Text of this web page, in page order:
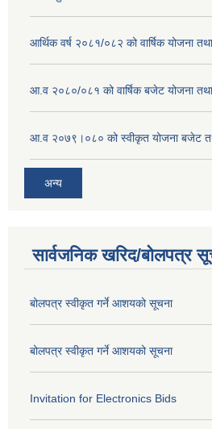
आर्थिक वर्ष २०८१/०८२ को वार्षिक योजना
आ.व २०८०/०८१ को वार्षिक बजेट योजना
आ.व २०७९।०८० को स्वीकृत योजना बजेट
अन्य
सार्वजनिक खरिद/बोलपत्र
बोलपत्र स्वीकृत गर्ने आशयको सूचना
बोलपत्र स्वीकृत गर्ने आशयको सूचना
Invitation for Electronics Bids